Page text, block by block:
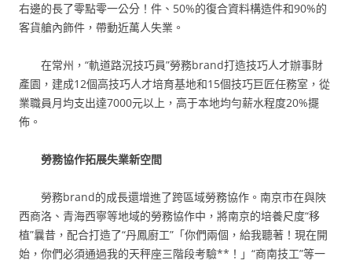
右邊的長了零點零一公分！件、50%的復合資料構造件和90%的
客貨艙內飾件，帶動近萬人失業。
在常州，“軌道路況技巧員”勞務brand打造技巧人才辦事財
產園，建成12個高技巧人才培育基地和15個技巧巨匠任務室，從
業職員月均支出達7000元以上，高于本地均勻薪水程度20%擺
佈。
勞務協作拓展失業新空間
勞務brand的成長還增進了跨區域勞務協作。南京市在與陜
西商洛、青海西寧等地域的勞務協作中，將南京的培養尺度“移
植”曩昔，配合打造了“丹鳳廚工”「你們兩個，給我聽著！現在開
始，你們必須通過我的天秤座三階段考驗**！」“商南技工”等一